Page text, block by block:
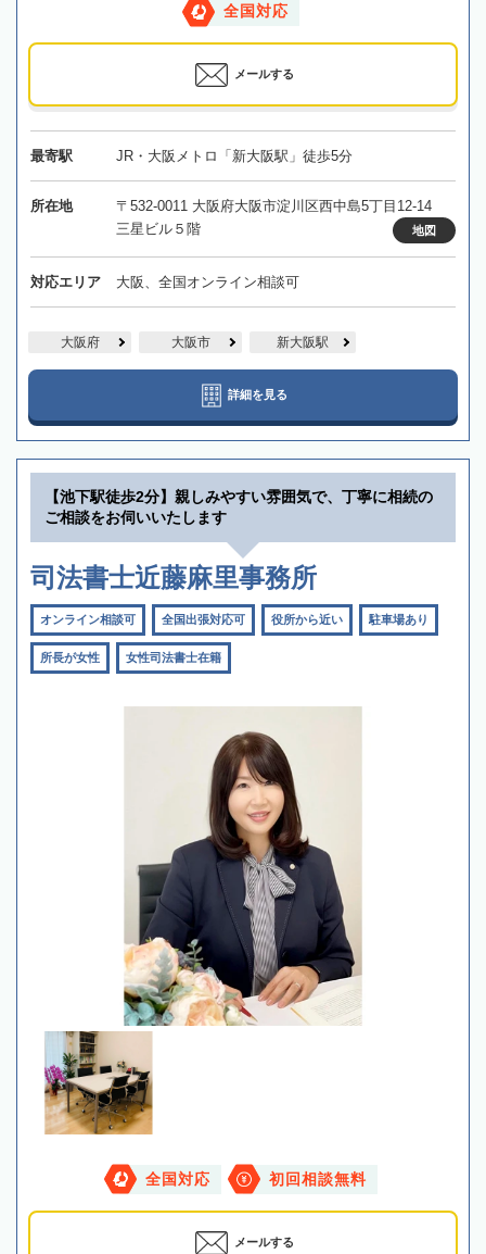
全国対応
メールする
最寄駅 JR・大阪メトロ「新大阪駅」徒歩5分
所在地
〒532-0011 大阪府大阪市淀川区西中島5丁目12-14
三星ビル５階
地図
対応エリア 大阪、全国オンライン相談可
大阪府 大阪市 新大阪駅
詳細を見る
【池下駅徒歩2分】親しみやすい雰囲気で、丁寧に相続の
ご相談をお伺いいたします
司法書士近藤麻里事務所
オンライン相談可 全国出張対応可 役所から近い 駐車場あり
所長が女性 女性司法書士在籍
全国対応 初回相談無料
メールする